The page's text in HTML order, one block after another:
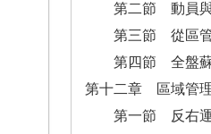
第二節 動員與
第三節 從區管
第四節 全盤蘇
第十二章 區域管
第一節 反右運